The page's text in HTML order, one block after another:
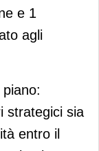
e 1
agli
strategici sia
entro il